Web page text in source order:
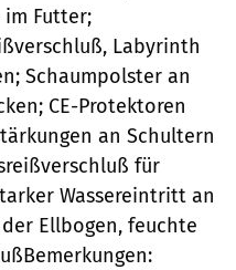
Futter;
Labyrinth
Schaumpolster an
CE-Protektoren
an Schultern
für
Wassereintritt an
Ellbogen, feuchte